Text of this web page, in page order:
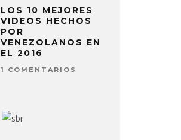
LOS 10 MEJORES
VIDEOS HECHOS
POR
VENEZOLANOS EN
EL 2016
1 COMENTARIOS